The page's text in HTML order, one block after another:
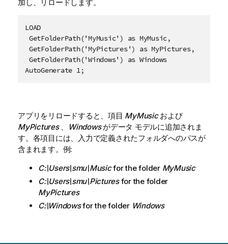
加し、リロードします。
LOAD
GetFolderPath('MyMusic') as MyMusic,
GetFolderPath('MyPictures') as MyPictures,
GetFolderPath('Windows') as Windows
AutoGenerate 1;
アプリをリロードすると、項目 MyMusicおよび
MyPictures 、 Windowsがデータ モデルに追加されま
す。各項目には、入力で定義されたフォルダへのパスが
含まれます。例:
C:\Users\smu\Musicfor the folder MyMusic
C:\Users\smu\Picturesfor the folder
MyPictures
C:\Windowsfor the folder Windows